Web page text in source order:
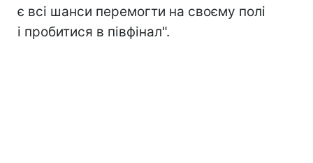
є всі шанси перемогти на своєму полі
і пробитися в півфінал".